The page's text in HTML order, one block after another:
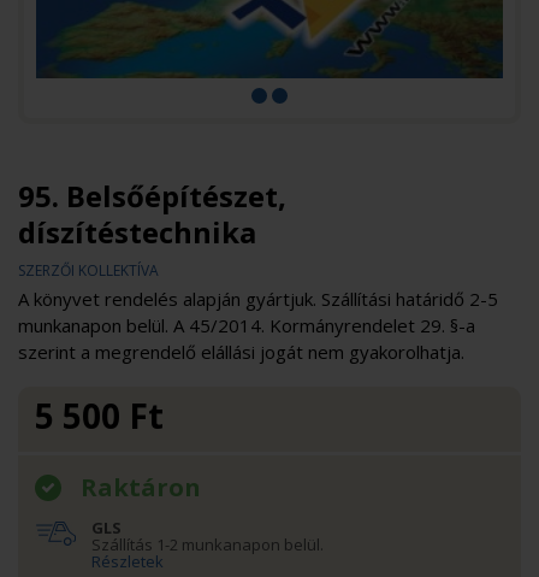
95. Belsőépítészet,
díszítéstechnika
SZERZŐI KOLLEKTÍVA
A könyvet rendelés alapján gyártjuk. Szállítási határidő 2-5
munkanapon belül. A 45/2014. Kormányrendelet 29. §-a
szerint a megrendelő elállási jogát nem gyakorolhatja.
5 500 Ft
Raktáron
GLS
Szállítás 1-2 munkanapon belül.
Részletek